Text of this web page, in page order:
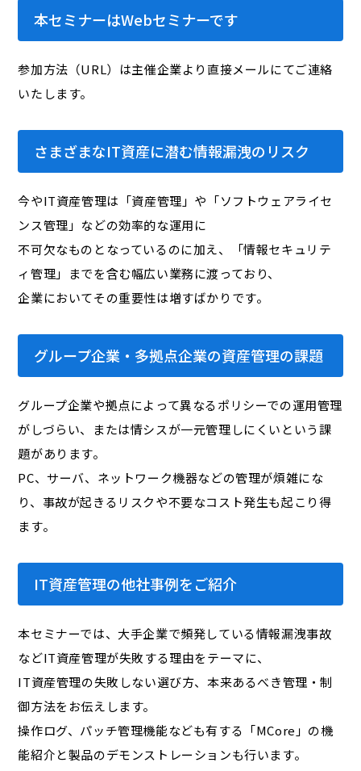
本セミナーはWebセミナーです
参加方法（URL）は主催企業より直接メールにてご連絡
いたします。
さまざまなIT資産に潜む情報漏洩のリスク
今やIT資産管理は「資産管理」や「ソフトウェアライセ
ンス管理」などの効率的な運用に
不可欠なものとなっているのに加え、「情報セキュリテ
ィ管理」までを含む幅広い業務に渡っており、
企業においてその重要性は増すばかりです。
グループ企業・多拠点企業の資産管理の課題
グループ企業や拠点によって異なるポリシーでの運用管理
がしづらい、または情シスが一元管理しにくいという課
題があります。
PC、サーバ、ネットワーク機器などの管理が煩雑にな
り、事故が起きるリスクや不要なコスト発生も起こり得
ます。
IT資産管理の他社事例をご紹介
本セミナーでは、大手企業で頻発している情報漏洩事故
などIT資産管理が失敗する理由をテーマに、
IT資産管理の失敗しない選び方、本来あるべき管理・制
御方法をお伝えします。
操作ログ、パッチ管理機能なども有する「MCore」の機
能紹介と製品のデモンストレーションも行います。